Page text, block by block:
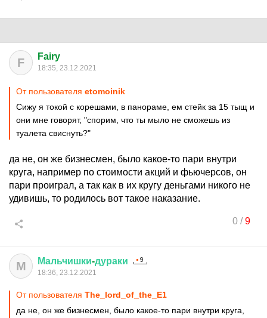
F Fairy
18:35, 23.12.2021
От пользователя etomoinik
Сижу я токой с корешами, в панораме, ем стейк за 15 тыщ и
они мне говорят, "спорим, что ты мыло не сможешь из
туалета свиснуть?"
да не, он же бизнесмен, было какое-то пари внутри
круга, например по стоимости акций и фьючерсов, он
пари проиграл, а так как в их кругу деньгами никого не
удивишь, то родилось вот такое наказание.
0/9
М Мальчишки-дураки
18:36, 23.12.2021
От пользователя The_lord_of_the_E1
да не, он же бизнесмен, было какое-то пари внутри круга,